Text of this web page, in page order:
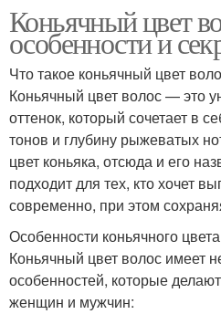
Коньячный цвет
особенности и
Что такое коньячный цвет
Коньячный цвет волос — это
оттенок, который сочетает в
тонов и глубину рыжеватых
цвет коньяка, отсюда и его
подходит для тех, кто хочет
современно, при этом
Особенности коньячного цвета
Коньячный цвет волос имеет
особенностей, которые
женщин и мужчин: